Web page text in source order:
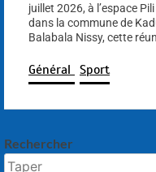
juillet 2026, à l’espace
dans la commune de
Balabala Nissy, cette
Général Sport
Rechercher